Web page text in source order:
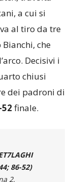
travolta
al tiro da tre
che
chiusi
dei padroni di
86-52)